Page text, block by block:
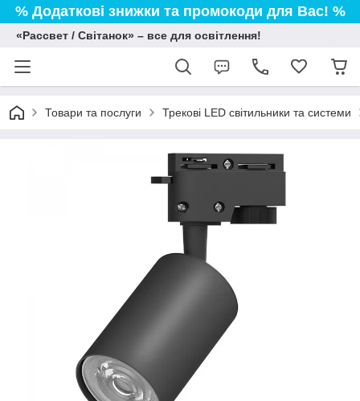
% Додаткові знижки та промокоди для Вас! %
«Рассвет / Світанок» – все для освітлення!
Товари та послуги Трекові LED світильники та системи